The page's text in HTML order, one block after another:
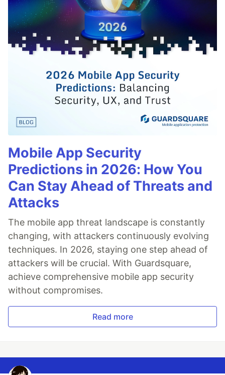
Mobile App Security
Predictions in 2026: How You
Can Stay Ahead of Threats and
Attacks
The mobile app threat landscape is constantly
changing, with attackers continuously evolving
techniques. In 2026, staying one step ahead of
attackers will be crucial. With Guardsquare,
achieve comprehensive mobile app security
without compromises.
Read more